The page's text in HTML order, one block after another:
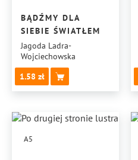
BĄDŹMY DLA
SIEBIE ŚWIATŁEM
Jagoda Ladra-
Wojciechowska
1.58
A5